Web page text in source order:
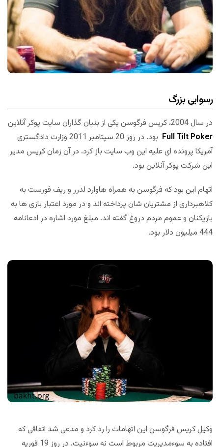
رسوایی بزرگ
در سال 2004، کریس فرگوسن یکی از بنیان گذاران سایت پوکر آنلاین
Full Tilt Poker
بود. در روز 20 سپتامبر 2011 وزارت دادگستری
آمریکا پرونده ای علیه این وب سایت باز کرد. در آن زمان کریس مدیر
این شرکت پوکر آنلاین بود.
اتهام این بود که فرگوسن به همراه هاوارد لدرر و ریف فورست به
کلاهبرداری از مشتریان شان پرداخته اند و در مورد اعتبار بازی ها به
بازیکنان و عموم مردم دروغ گفته اند. مبلغ مورد اشاره در ادعانامه
444 میلیون دلار بود.
وکیل کریس فرگوسن این اتهامات را رد کرد و مدعی شد اتفاقی که
افتاده به سوءمدیریت مربوط است نه سوءنیت. در روز 19 فوریه